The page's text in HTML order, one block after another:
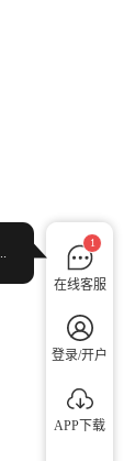
1
在线客服
登录/开户
APP下载